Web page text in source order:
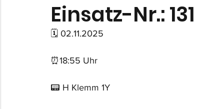
Einsatz-Nr.: 131
🗓 02.11.2025
⏰18:55 Uhr
📟 H Klemm 1Y